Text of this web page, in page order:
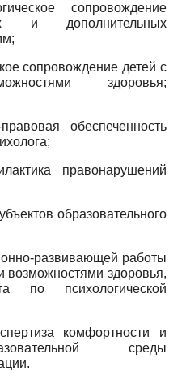
сопровождение
и дополнительных
сопровождение детей с
здоровья;
обеспеченность
правонарушений
образовательного
развивающей работы
возможностями здоровья,
психологической
комфортности и
среды